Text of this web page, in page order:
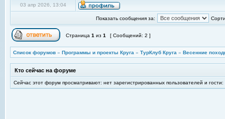
03 апр 2026, 13:04
Показать сообщения за:
Страница 1 из 1 [ Сообщений: 2 ]
Список форумов » Программы и проекты Круга » ТурКлуб Круга » Весенние
Кто сейчас на форуме
Сейчас этот форум просматривают: нет зарегистрированных пользователей и гости: